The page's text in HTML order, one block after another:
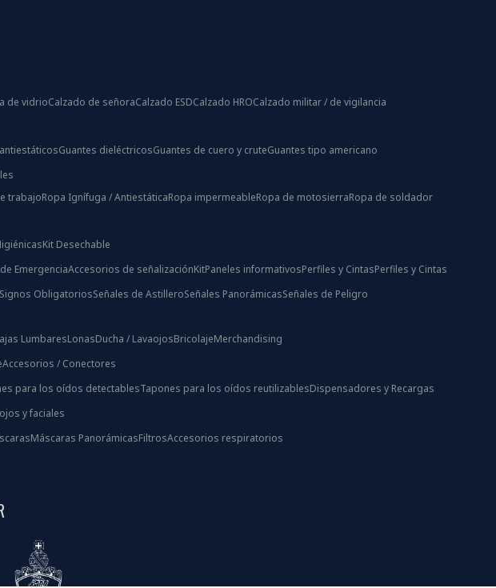
de vidrioCalzado de señoraCalzado ESDCalzado HROCalzado militar / de vigilancia
Guantes dieléctricosGuantes de cuero y cruteGuantes tipo americano
trabajoRopa Ignífuga / AntiestáticaRopa impermeableRopa de motosierraRopa de soldador
Kit Desechable
EmergenciaAccesorios de señalizaciónKitPaneles informativosPerfiles y CintasPerfiles y Cintas
Signos ObligatoriosSeñales de AstilleroSeñales PanorámicasSeñales de Peligro
LumbaresLonasDucha / LavaojosBricolajeMerchandising
Accesorios / Conectores
para los oídos detectablesTapones para los oídos reutilizablesDispensadores y Recargas
y faciales
Máscaras PanorámicasFiltrosAccesorios respiratorios